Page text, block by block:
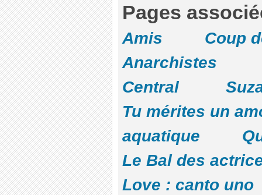
Pages
Amis
Coup
Anarchistes
Central
Tu mérites un
aquatique
Le Bal des
Love : canto uno